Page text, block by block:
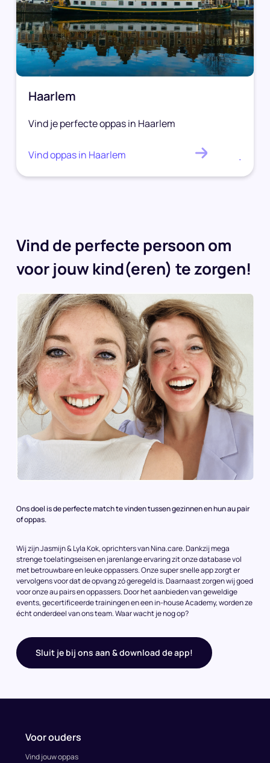
Haarlem
Vind je perfecte oppas in Haarlem
Vind oppas in Haarlem .
Vind de perfecte persoon om
voor jouw kind(eren) te zorgen!
Ons doel is de perfecte match te vinden tussen gezinnen en hun au pair
of oppas.
Wij zijn Jasmijn & Lyla Kok, oprichters van Nina.care. Dankzij mega
strenge toelatingseisen en jarenlange ervaring zit onze database vol
met betrouwbare en leuke oppassers. Onze super snelle app zorgt er
vervolgens voor dat de opvang zó geregeld is. Daarnaast zorgen wij goed
voor onze au pairs en oppassers. Door het aanbieden van geweldige
events, gecertificeerde trainingen en een in-house Academy, worden ze
écht onderdeel van ons team. Waar wacht je nog op?
Sluit je bij ons aan & download de app!
Voor ouders
Vind jouw oppas